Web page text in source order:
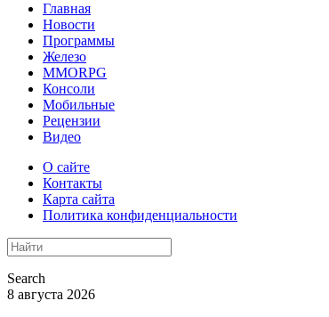
Главная
Новости
Программы
Железо
MMORPG
Консоли
Мобильные
Рецензии
Видео
О сайте
Контакты
Карта сайта
Политика конфиденциальности
Search
8 августа 2026